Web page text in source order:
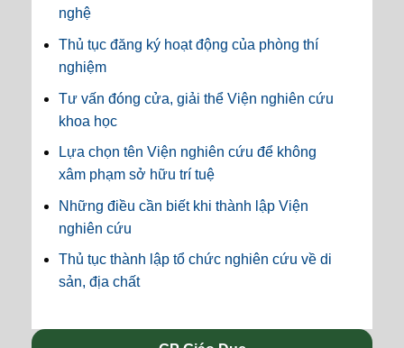
nghệ
Thủ tục đăng ký hoạt động của phòng thí
nghiệm
Tư vấn đóng cửa, giải thể Viện nghiên cứu
khoa học
Lựa chọn tên Viện nghiên cứu để không
xâm phạm sở hữu trí tuệ
Những điều cần biết khi thành lập Viện
nghiên cứu
Thủ tục thành lập tổ chức nghiên cứu về di
sản, địa chất